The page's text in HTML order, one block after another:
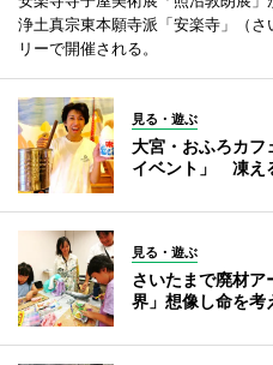
浄土真宗東本願寺派「安楽寺」（
リーで開催される。
見る・遊ぶ
大宮・おふろカフ
イベント」 凍え
見る・遊ぶ
さいたまで廃材
界」想像し命を考